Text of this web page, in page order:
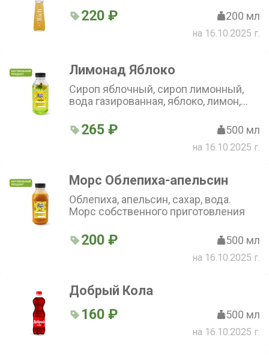
220 ₽ 200 мл
на 16.10.2025 г.
Лимонад Яблоко
Сироп яблочный, сироп лимонный,
вода газированная, яблоко, лимон,
приготовления
265 ₽ 500 мл
на 16.10.2025 г.
Морс Облепиха-апельсин
Облепиха, апельсин, сахар, вода.
Морс собственного приготовления
200 ₽ 500 мл
на 16.10.2025 г.
Добрый Кола
160 ₽ 500 мл
на 16.10.2025 г.